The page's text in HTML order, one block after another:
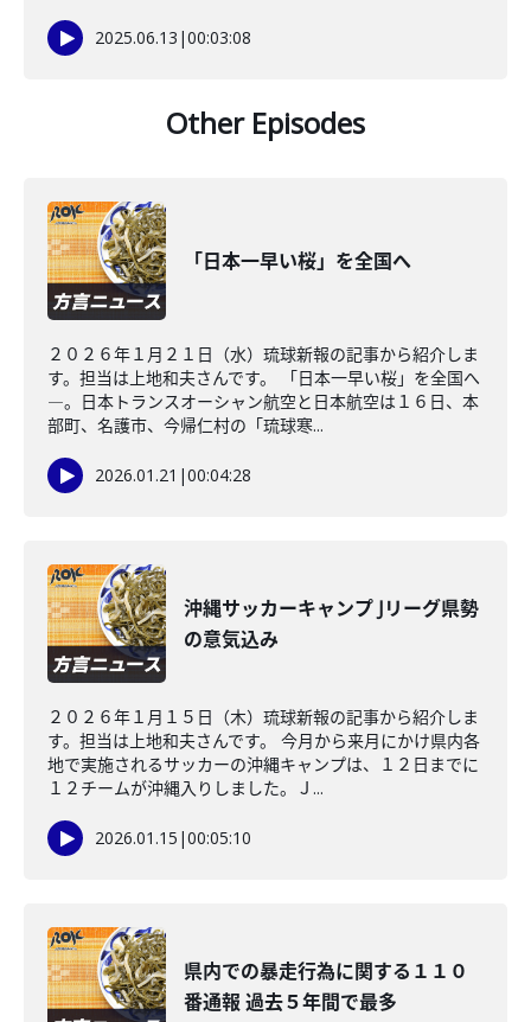
2025.06.13 |00:03:08
Other Episodes
「日本一早い桜」を全国へ
２０２６年１月２１日（水）琉球新報の記事から紹介しま
す。担当は上地和夫さんです。 「日本一早い桜」を全国へ
―。日本トランスオーシャン航空と日本航空は１６日、本
部町、名護市、今帰仁村の「琉球寒...
2026.01.21 |00:04:28
沖縄サッカーキャンプ Jリーグ県勢
の意気込み
２０２６年１月１５日（木）琉球新報の記事から紹介しま
す。担当は上地和夫さんです。 今月から来月にかけ県内各
地で実施されるサッカーの沖縄キャンプは、１２日までに
１２チームが沖縄入りしました。Ｊ...
2026.01.15 |00:05:10
県内での暴走行為に関する１１０
番通報 過去５年間で最多